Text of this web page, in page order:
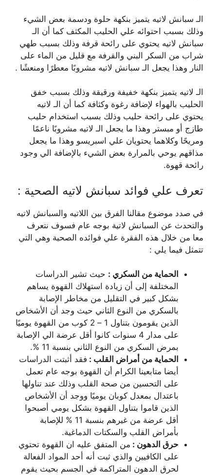
الـ سبانش لاتيه يتميز بنكهة حلوة ودسمة بعض الشيء
وذلك بسبب احتوائه علي الحليب المكثف كما أن الـ
سبانش لاتيه يحتوي على رائحة قرفة وذلك بسبب طهي
شراب من السكر البني والقرفة مع قليل من الماء على
النار وهذا يجعل الـ سبانش لاتيه مشروبًا معطرًا ومنعشًا .
الـ لاتيه يتميز بنكهة خفيفة ورقيقة وذلك بسبب خفق
الحليب بالهواء لإضافة رغوة وكثافة كما أن الـ لاتيه
يحتوي على رائحة حليب وذلك بسبب استخدام حليب
طازج أو مبستر وهذا ما يجعل الـ لاتيه مشروبًا ناعمًا
ومريحًا وكلاهما يحتويان علي اسبريسو وهذا ما يجعل
مذاقهم يوحي بالمرارة بعض الشيء بالإضافة الي وجود
رائحة قهوة.
تعرف علي فوائد سبانش لاتيه الصحية :
في صدد موضوع مقالنا الفرق بين اللاتيه والسبانش لاتيه
والتحدث عن السبانش لاتية بوجه عام فسوف نتعرف
معا من خلال هذه الفقرة علي فوائده الصحية وهي التي
تتمثل فيما يلي :
الحماية من السكري : حيث تشير الدراسات
المختلفة إلى أن زيادة استهلاك القهوة يساهم
بشكل كبير في التقليل من مخاطر الإصابة
بالسكري من النوع الثاني حيث وجد أن الأشخاص
الذين يقومون بتناول 1 – 2 كوب من القهوة يوميًا
على مدار 4 سنوات كانوا أقل عرضة الي الإصابة
بمرض السكري من النوع الثاني بنسبة 11 %.
الحماية من أمراض القلب : فقد أثبتت الدراسات
أيضا متابعينا الكرام أن القهوة بوجه عام تعمل
على التحسين من صحة القلب وذلك عند تناولها
باعتدال بمعدل كوبان يوميًا ووجد أن الأشخاص
الذين قاموا بتناول القهوة بشكل يومي أصبحوا
أقل عرضة من غيرهم بنسبة 11 % للإصابة
بأمراض القلب والسكتات الدماغية.
حرق الدهون : من المتفق عليه ان القهوة تحتوي
على الكافيين والذي ثبت أنه أحد المواد الفعالة
لحرق الدهون المتراكمة في الجسم بحيث يقوم